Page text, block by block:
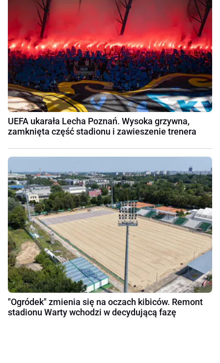
UEFA ukarała Lecha Poznań. Wysoka grzywna,
zamknięta część stadionu i zawieszenie trenera
"Ogródek" zmienia się na oczach kibiców. Remont
stadionu Warty wchodzi w decydującą fazę